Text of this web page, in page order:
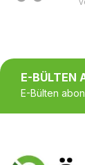
E-BÜLTEN
E-Bülten